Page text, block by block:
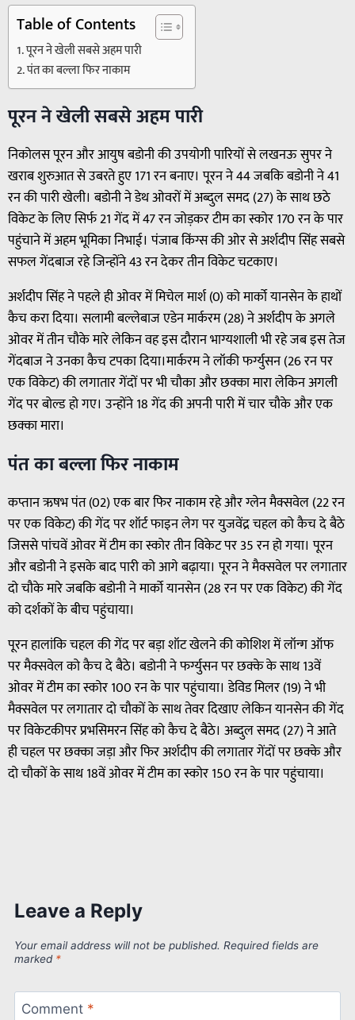
Table of Contents
पूरन ने खेली सबसे अहम पारी
पंत का बल्ला फिर नाकाम
पूरन ने खेली सबसे अहम पारी
निकोलस पूरन और आयुष बडोनी की उपयोगी पारियों से लखनऊ सुपर ने
खराब शुरुआत से उबरते हुए 171 रन बनाए। पूरन ने 44 जबकि बडोनी ने 41
रन की पारी खेली। बडोनी ने डेथ ओवरों में अब्दुल समद (27) के साथ छठे
विकेट के लिए सिर्फ 21 गेंद में 47 रन जोड़कर टीम का स्कोर 170 रन के पार
पहुंचाने में अहम भूमिका निभाई। पंजाब किंग्स की ओर से अर्शदीप सिंह सबसे
सफल गेंदबाज रहे जिन्होंने 43 रन देकर तीन विकेट चटकाए।
अर्शदीप सिंह ने पहले ही ओवर में मिचेल मार्श (0) को मार्को यानसेन के हाथों
कैच करा दिया। सलामी बल्लेबाज एडेन मार्करम (28) ने अर्शदीप के अगले
ओवर में तीन चौके मारे लेकिन वह इस दौरान भाग्यशाली भी रहे जब इस तेज
गेंदबाज ने उनका कैच टपका दिया।मार्करम ने लॉकी फर्ग्युसन (26 रन पर
एक विकेट) की लगातार गेंदों पर भी चौका और छक्का मारा लेकिन अगली
गेंद पर बोल्ड हो गए। उन्होंने 18 गेंद की अपनी पारी में चार चौके और एक
छक्का मारा।
पंत का बल्ला फिर नाकाम
कप्तान ऋषभ पंत (02) एक बार फिर नाकाम रहे और ग्लेन मैक्सवेल (22 रन
पर एक विकेट) की गेंद पर शॉर्ट फाइन लेग पर युजवेंद्र चहल को कैच दे बैठे
जिससे पांचवें ओवर में टीम का स्कोर तीन विकेट पर 35 रन हो गया। पूरन
और बडोनी ने इसके बाद पारी को आगे बढ़ाया। पूरन ने मैक्सवेल पर लगातार
दो चौके मारे जबकि बडोनी ने मार्को यानसेन (28 रन पर एक विकेट) की गेंद
को दर्शकों के बीच पहुंचाया।
पूरन हालांकि चहल की गेंद पर बड़ा शॉट खेलने की कोशिश में लॉन्ग ऑफ
पर मैक्सवेल को कैच दे बैठे। बडोनी ने फर्ग्युसन पर छक्के के साथ 13वें
ओवर में टीम का स्कोर 100 रन के पार पहुंचाया। डेविड मिलर (19) ने भी
मैक्सवेल पर लगातार दो चौकों के साथ तेवर दिखाए लेकिन यानसेन की गेंद
पर विकेटकीपर प्रभसिमरन सिंह को कैच दे बैठे। अब्दुल समद (27) ने आते
ही चहल पर छक्का जड़ा और फिर अर्शदीप की लगातार गेंदों पर छक्के और
दो चौकों के साथ 18वें ओवर में टीम का स्कोर 150 रन के पार पहुंचाया।
Leave a Reply
Your email address will not be published. Required fields are
marked *
Comment *